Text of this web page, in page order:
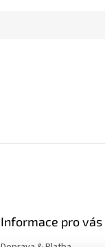
Informace pro vás